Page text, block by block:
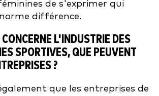
de s'exprimer qui
différence.
CONCERNE L'INDUSTRIE DES
SPORTIVES, QUE PEUVENT
?
que les entreprises de